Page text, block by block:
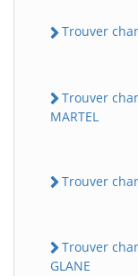
Trouver
Trouver
MARTEL
Trouver
Trouver
GLANE